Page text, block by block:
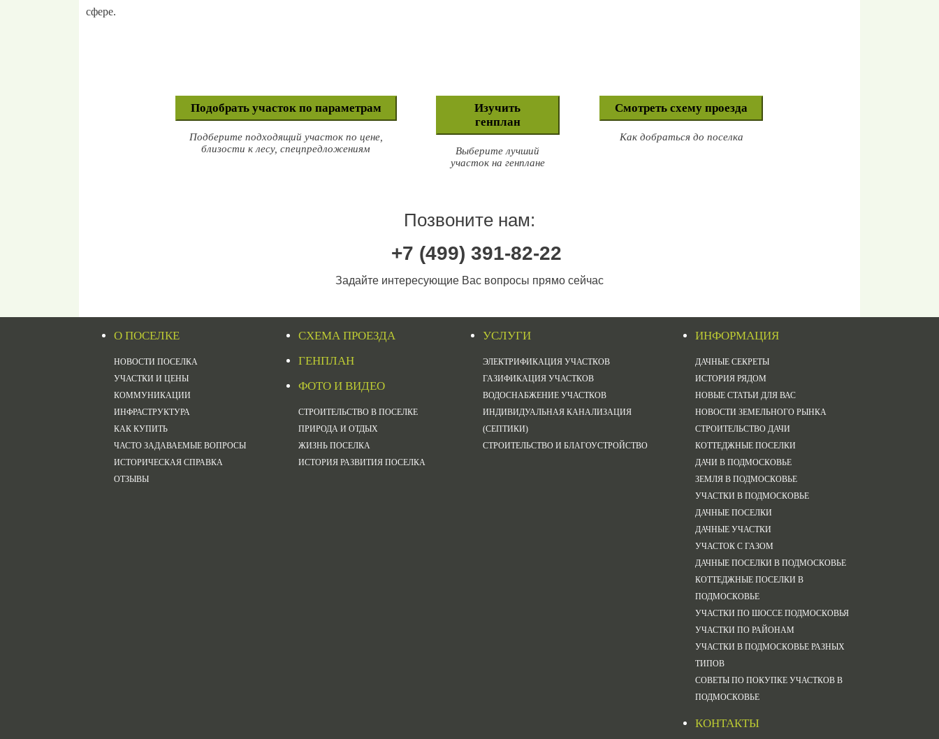
сфере.
Подобрать участок по параметрам
Подберите подходящий участок по цене,
близости к лесу, спецпредложениям
Изучить
генплан
Выберите лучший
участок на генплане
Смотреть схему проезда
Как добраться до поселка
Позвоните нам:
+7 (499) 391-82-22
Задайте интересующие Вас вопросы прямо сейчас
О ПОСЕЛКЕ
НОВОСТИ ПОСЕЛКА
УЧАСТКИ И ЦЕНЫ
КОММУНИКАЦИИ
ИНФРАСТРУКТУРА
КАК КУПИТЬ
ЧАСТО ЗАДАВАЕМЫЕ ВОПРОСЫ
ИСТОРИЧЕСКАЯ СПРАВКА
ОТЗЫВЫ
СХЕМА ПРОЕЗДА
ГЕНПЛАН
ФОТО И ВИДЕО
СТРОИТЕЛЬСТВО В ПОСЕЛКЕ
ПРИРОДА И ОТДЫХ
ЖИЗНЬ ПОСЕЛКА
ИСТОРИЯ РАЗВИТИЯ ПОСЕЛКА
УСЛУГИ
ЭЛЕКТРИФИКАЦИЯ УЧАСТКОВ
ГАЗИФИКАЦИЯ УЧАСТКОВ
ВОДОСНАБЖЕНИЕ УЧАСТКОВ
ИНДИВИДУАЛЬНАЯ КАНАЛИЗАЦИЯ
(СЕПТИКИ)
СТРОИТЕЛЬСТВО И БЛАГОУСТРОЙСТВО
ИНФОРМАЦИЯ
ДАЧНЫЕ СЕКРЕТЫ
ИСТОРИЯ РЯДОМ
НОВЫЕ СТАТЬИ ДЛЯ ВАС
НОВОСТИ ЗЕМЕЛЬНОГО РЫНКА
СТРОИТЕЛЬСТВО ДАЧИ
КОТТЕДЖНЫЕ ПОСЕЛКИ
ДАЧИ В ПОДМОСКОВЬЕ
ЗЕМЛЯ В ПОДМОСКОВЬЕ
УЧАСТКИ В ПОДМОСКОВЬЕ
ДАЧНЫЕ ПОСЕЛКИ
ДАЧНЫЕ УЧАСТКИ
УЧАСТОК С ГАЗОМ
ДАЧНЫЕ ПОСЕЛКИ В ПОДМОСКОВЬЕ
КОТТЕДЖНЫЕ ПОСЕЛКИ В
ПОДМОСКОВЬЕ
УЧАСТКИ ПО ШОССЕ ПОДМОСКОВЬЯ
УЧАСТКИ ПО РАЙОНАМ
УЧАСТКИ В ПОДМОСКОВЬЕ РАЗНЫХ
ТИПОВ
СОВЕТЫ ПО ПОКУПКЕ УЧАСТКОВ В
ПОДМОСКОВЬЕ
КОНТАКТЫ